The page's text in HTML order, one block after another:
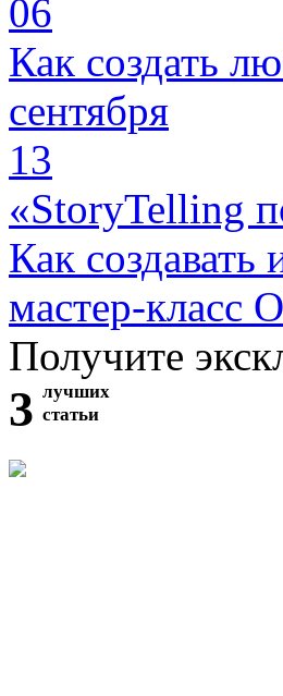
06
Как создать
сентября
13
«StoryTelling
Как создавать
мастер-
Получите
3 лучших
статьи